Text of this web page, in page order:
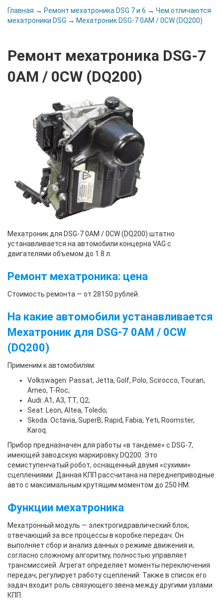
Главная → Ремонт мехатроника DSG 7 и 6 → Чем отличаются
мехатроники DSG → Мехатроник DSG-7 0AM / 0CW (DQ200)
Ремонт мехатроника DSG-7
0AM / 0CW (DQ200)
Мехатроник для DSG-7 0AM / 0CW (DQ200) штатно
устанавливается на автомобили концерна VAG с
двигателями объемом до 1.8 л.
Ремонт мехатроника: цена
Стоимость ремонта — от 28150 рублей.
На какие автомобили устанавливается
Мехатроник для DSG-7 0AM / 0CW
(DQ200)
Применим к автомобилям:
Volkswagen: Passat, Jetta, Golf, Polo, Scirocco, Touran,
Ameo, T-Roc;
Audi: A1, A3, TT, Q2;
Seat: Leon, Altea, Toledo;
Skoda: Octavia, SuperB, Rapid, Fabia, Yeti, Roomster,
Karoq.
Прибор предназначен для работы «в тандеме» с DSG-7,
имеющей заводскую маркировку DQ200. Это
семиступенчатый робот, оснащенный двумя «сухими»
сцеплениями. Данная КПП рассчитана на переднеприводные
авто с максимальным крутящим моментом до 250 НМ.
Функции мехатроника
Мехатронный модуль — электрогидравлический блок,
отвечающий за все процессы в коробке передач. Он
выполняет сбор и анализ данных о режиме движения и,
согласно сложному алгоритму, полностью управляет
трансмиссией. Агрегат определяет моменты переключения
передач, регулирует работу сцеплений. Также в список его
задач входит роль связующего звена между другими узлами
КПП.